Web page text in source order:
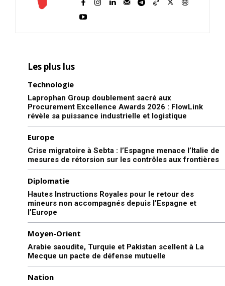
Insight Publications
À propos
Nous contacter
Formules d’abonnement
Les plus lus
Technologie
Laprophan Group doublement sacré aux
Procurement Excellence Awards 2026 : FlowLink
révèle sa puissance industrielle et logistique
Europe
Crise migratoire à Sebta : l’Espagne menace l’Italie de
mesures de rétorsion sur les contrôles aux frontières
Diplomatie
Hautes Instructions Royales pour le retour des
mineurs non accompagnés depuis l’Espagne et
l’Europe
Moyen-Orient
Arabie saoudite, Turquie et Pakistan scellent à La
Mecque un pacte de défense mutuelle
Nation